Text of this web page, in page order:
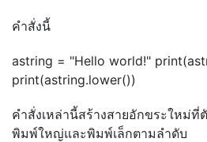
คำสั่งนี้
astring = "Hello world!"
print(astring.lower())
คำสั่งเหล่านี้สร้างสายอักขระใหม่ที่
พิมพ์ใหญ่และพิมพ์เล็กตามลำดับ